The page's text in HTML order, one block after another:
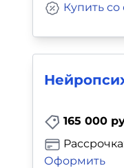
Купить со
165 000
Оформить